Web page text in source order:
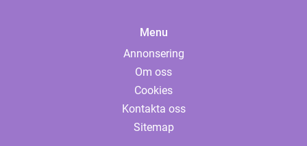
Menu
Annonsering
Om oss
Cookies
Kontakta oss
Sitemap